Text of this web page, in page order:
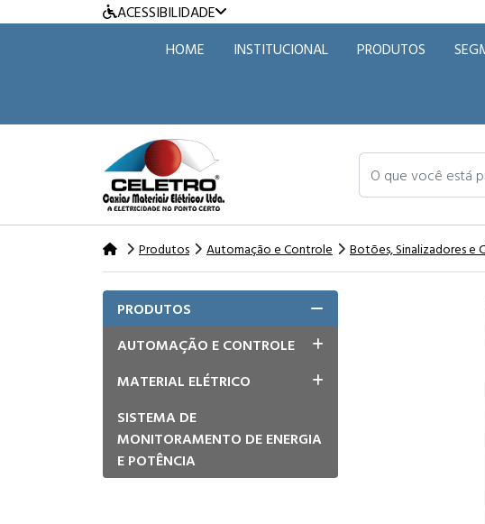
ACESSIBILIDADE
HOME
INSTITUCIONAL PRODUTOS
O que você está
Produtos Automação e Controle Botões, Sinalizadores e
PRODUTOS
AUTOMAÇÃO E CONTROLE
MATERIAL ELÉTRICO
SISTEMA DE
MONITORAMENTO DE ENERGIA
E POTÊNCIA